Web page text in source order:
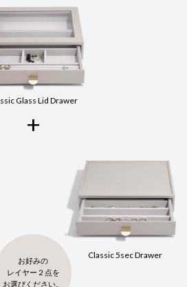
Glass Lid Drawer
+
お好みの
レイヤー２点を
お選びください。
Classic 5sec Drawer